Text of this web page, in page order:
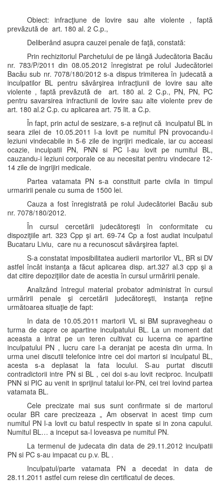
Obiect: infracţiune de lovire sau alte violente , faptă
prevăzută de art. 180 al. 2 C.p.,
Deliberând asupra cauzei penale de faţă, constată:
Prin rechizitoriul Parchetului de pe lângă Judecătoria Bacău
nr. 783/P/2011 din 08.05.2012 înregistrat pe rolul Judecătoriei
Bacău sub nr. 7078/180/2012 s-a dispus trimiterea în judecată a
inculpatilor BL pentru săvârşirea infracţiunii de lovire sau alte
violente , faptă prevăzută de art. 180 al. 2 C.p., PN, PN, PC
pentru savarsirea infractiunii de lovire sau alte violente prev de
art. 180 al.2 C.p. cu aplicarea art. 75 lit. a C.p.
În fapt, prin actul de sesizare, s-a reţinut că inculpatul BL in
seara zilei de 10.05.2011 l-a lovit pe numitul PN provocandu-i
leziuni vindecabile in 5-6 zile de ingrijiri medicale, iar cu acceasi
ocazie, inculpatii PN, PNN si PC l-au lovit pe numitul BL,
cauzandu-i leziuni corporale ce au necesitat pentru vindecare 12-
14 zile de ingrijiri medicale.
Partea vatamata PN s-a constituit parte civila in timpul
urmaririi penale cu suma de 1500 lei.
Cauza a fost înregistrată pe rolul Judecătoriei Bacău sub
nr. 7078/180/2012.
În cursul cercetării judecătoreşti în conformitate cu
dispoziţiile art. 323 Cpp şi art. 69-74 Cp a fost audiat inculpatul
Bucataru Liviu, care nu a recunoscut săvârşirea faptei.
S-a constatat imposibilitatea audierii martorilor VL, BR si DV
astfel încât instanţa a făcut aplicarea disp. art.327 al.3 cpp şi a
dat citire depoziţiilor date de acestia în cursul urmăririi penale.
Analizând întregul material probator administrat în cursul
urmăririi penale şi cercetării judecătoreşti, instanţa reţine
următoarea situaţie de fapt:
In data de 10.05.2011 martorii VL si BM supravegheau o
turma de capre ce apartine inculpatului BL. La un moment dat
aceasta a intrat pe un teren cultivat cu lucerna ce apartine
inculpatului PN , lucru care l-a deranjat pe acesta din urma. In
urma unei discutii telefonice intre cei doi martori si inculpatul BL,
acesta s-a deplasat la fata locului. S-au purtat discutii
contradictorii intre PN si BL , cei doi s-au lovit reciproc. Inculpatii
PNN si PIC au venit in sprijinul tatalui lor-PN, cei trei lovind partea
vatamata BL.
Cele precizate mai sus sunt confirmate si de martorul
ocular BR care precizeaza „ Am observat in acest timp cum
numitul PN l-a lovit cu batul respectiv in spate si in zona capului.
Numitul BL… a inceput sa-l loveasva pe numitul PN.
La termenul de judecata din data de 29.11.2012 inculpatii
PN si PC s-au impacat cu p.v. BL .
Inculpatul/parte vatamata PN a decedat in data de
28.11.2011 astfel cum reiese din certificatul de deces.